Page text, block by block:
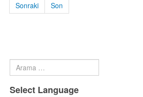
Sonraki Son
Arama
Select Language